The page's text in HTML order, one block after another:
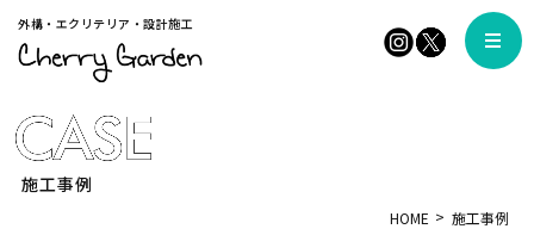
外構・エクリテリア・設計施工
施工事例
HOME 施工事例